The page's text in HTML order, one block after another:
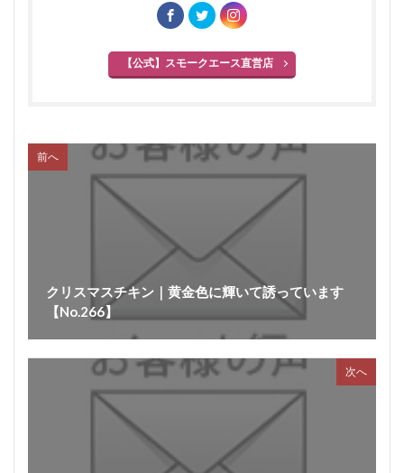
【公式】スモークエース直営店
前へ
クリスマスチキン｜黄金色に輝いて誘っています
【No.266】
次へ